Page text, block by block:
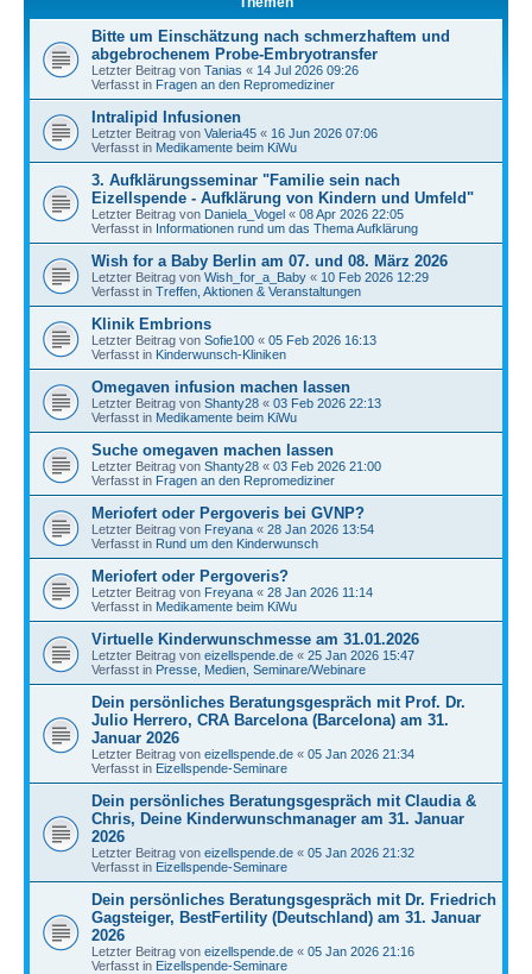
Bitte um Einschätzung nach schmerzhaftem und
abgebrochenem Probe-Embryotransfer
Letzter Beitrag von Tanias « 14 Jul 2026 09:26
Verfasst in Fragen an den Repromediziner
Intralipid Infusionen
Letzter Beitrag von Valeria45 « 16 Jun 2026 07:06
Verfasst in Medikamente beim KiWu
3. Aufklärungsseminar "Familie sein nach
Eizellspende - Aufklärung von Kindern und Umfeld"
Letzter Beitrag von Daniela_Vogel « 08 Apr 2026 22:05
Verfasst in Informationen rund um das Thema Aufklärung
Wish for a Baby Berlin am 07. und 08. März 2026
Letzter Beitrag von Wish_for_a_Baby « 10 Feb 2026 12:29
Verfasst in Treffen, Aktionen & Veranstaltungen
Klinik Embrions
Letzter Beitrag von Sofie100 « 05 Feb 2026 16:13
Verfasst in Kinderwunsch-Kliniken
Omegaven infusion machen lassen
Letzter Beitrag von Shanty28 « 03 Feb 2026 22:13
Verfasst in Medikamente beim KiWu
Suche omegaven machen lassen
Letzter Beitrag von Shanty28 « 03 Feb 2026 21:00
Verfasst in Fragen an den Repromediziner
Meriofert oder Pergoveris bei GVNP?
Letzter Beitrag von Freyana « 28 Jan 2026 13:54
Verfasst in Rund um den Kinderwunsch
Meriofert oder Pergoveris?
Letzter Beitrag von Freyana « 28 Jan 2026 11:14
Verfasst in Medikamente beim KiWu
Virtuelle Kinderwunschmesse am 31.01.2026
Letzter Beitrag von eizellspende.de « 25 Jan 2026 15:47
Verfasst in Presse, Medien, Seminare/Webinare
Dein persönliches Beratungsgespräch mit Prof. Dr.
Julio Herrero, CRA Barcelona (Barcelona) am 31.
Januar 2026
Letzter Beitrag von eizellspende.de « 05 Jan 2026 21:34
Verfasst in Eizellspende-Seminare
Dein persönliches Beratungsgespräch mit Claudia &
Chris, Deine Kinderwunschmanager am 31. Januar
2026
Letzter Beitrag von eizellspende.de « 05 Jan 2026 21:32
Verfasst in Eizellspende-Seminare
Dein persönliches Beratungsgespräch mit Dr. Friedrich
Gagsteiger, BestFertility (Deutschland) am 31. Januar
2026
Letzter Beitrag von eizellspende.de « 05 Jan 2026 21:16
Verfasst in Eizellspende-Seminare